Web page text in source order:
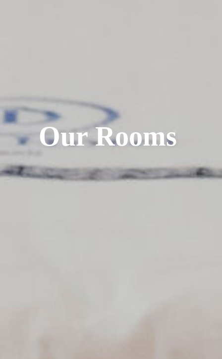
Our Rooms